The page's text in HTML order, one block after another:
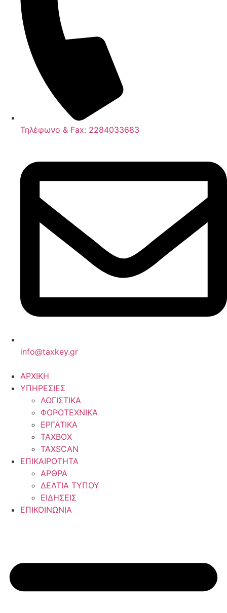
Τηλέφωνο & Fax: 2284033683
info@taxkey.gr
ΑΡΧΙΚΗ
ΥΠΗΡΕΣΙΕΣ
ΛΟΓΙΣΤΙΚΑ
ΦΟΡΟΤΕΧΝΙΚΑ
ΕΡΓΑΤΙΚΑ
TAXBOX
TAXSCAN
ΕΠΙΚΑΙΡΟΤΗΤΑ
ΑΡΘΡΑ
ΔΕΛΤΙΑ ΤΥΠΟΥ
ΕΙΔΗΣΕΙΣ
ΕΠΙΚΟΙΝΩΝΙΑ